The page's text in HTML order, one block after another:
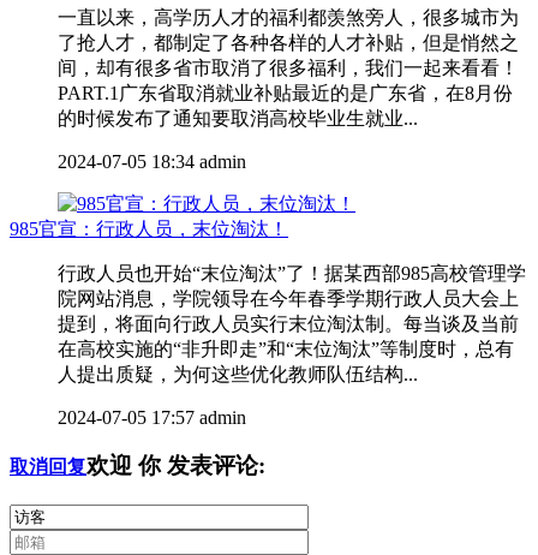
一直以来，高学历人才的福利都羡煞旁人，很多城市为
了抢人才，都制定了各种各样的人才补贴，但是悄然之
间，却有很多省市取消了很多福利，我们一起来看看！
PART.1广东省取消就业补贴最近的是广东省，在8月份
的时候发布了通知要取消高校毕业生就业...
2024-07-05 18:34 admin
985官宣：行政人员，末位淘汰！
行政人员也开始“末位淘汰”了！据某西部985高校管理学
院网站消息，学院领导在今年春季学期行政人员大会上
提到，将面向行政人员实行末位淘汰制。每当谈及当前
在高校实施的“非升即走”和“末位淘汰”等制度时，总有
人提出质疑，为何这些优化教师队伍结构...
2024-07-05 17:57 admin
取消回复欢迎 你发表评论: